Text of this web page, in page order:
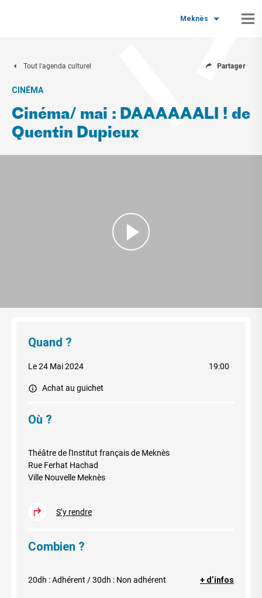
Meknès
Tout l'agenda culturel Partager
CINÉMA
Cinéma/ mai : DAAAAAALI ! de
Quentin Dupieux
Quand ?
Le 24 Mai 2024 19:00
Achat au guichet
Où ?
Théâtre de l'Institut français de Meknès
Rue Ferhat Hachad
Ville Nouvelle Meknès
S’y rendre
Combien ?
20dh : Adhérent / 30dh : Non adhérent + d’infos